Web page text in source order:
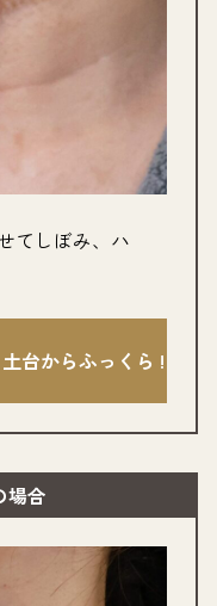
てしぼみ、ハ
台からふっくら !
場合